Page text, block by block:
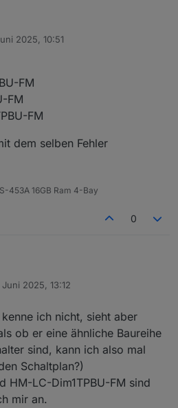
2025, 10:51
FM
FM
FM
dem selben Fehler
453A 16GB Ram 4-Bay
0
Sw1PBU-FM
2-PBU-FM
Dim1TPBU-FM
ein IP mit dem selben Fehler
Juni 2025, 13:12
ich nicht, sieht aber
ob er eine ähnliche Baureihe
sind, kann ich also mal
Schaltplan?)
HM-LC-Dim1TPBU-FM sind
mir an.